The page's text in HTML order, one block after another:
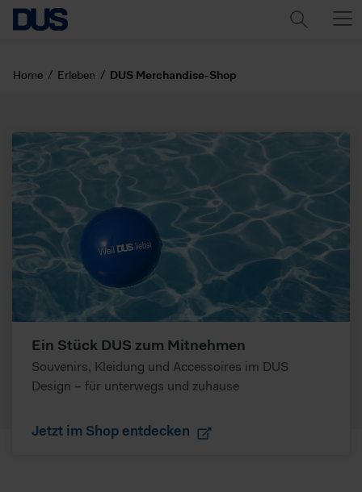
Home Erleben DUS Merchandise-Shop
Ein Stück DUS zum Mitnehmen
Souvenirs, Kleidung und Accessoires im DUS
Design – für unterwegs und zuhause
Jetzt im Shop entdecken